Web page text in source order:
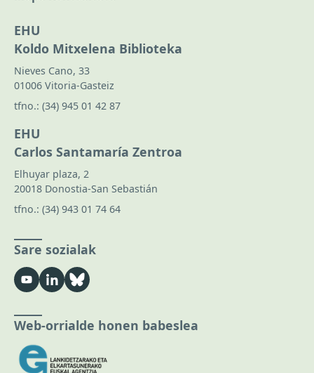
EHU
Koldo Mitxelena Biblioteka
Nieves Cano, 33
01006 Vitoria-Gasteiz
tfno.: (34) 945 01 42 87
EHU
Carlos Santamaría Zentroa
Elhuyar plaza, 2
20018 Donostia-San Sebastián
tfno.: (34) 943 01 74 64
Sare sozialak
Web-orrialde honen babeslea